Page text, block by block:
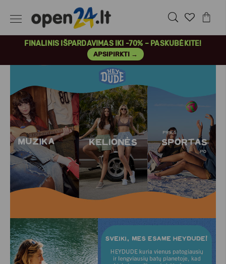
FINALINIS IŠPARDAVIMAS IKI -70% – PASKUBĖKITE!
APSIPIRKTI →